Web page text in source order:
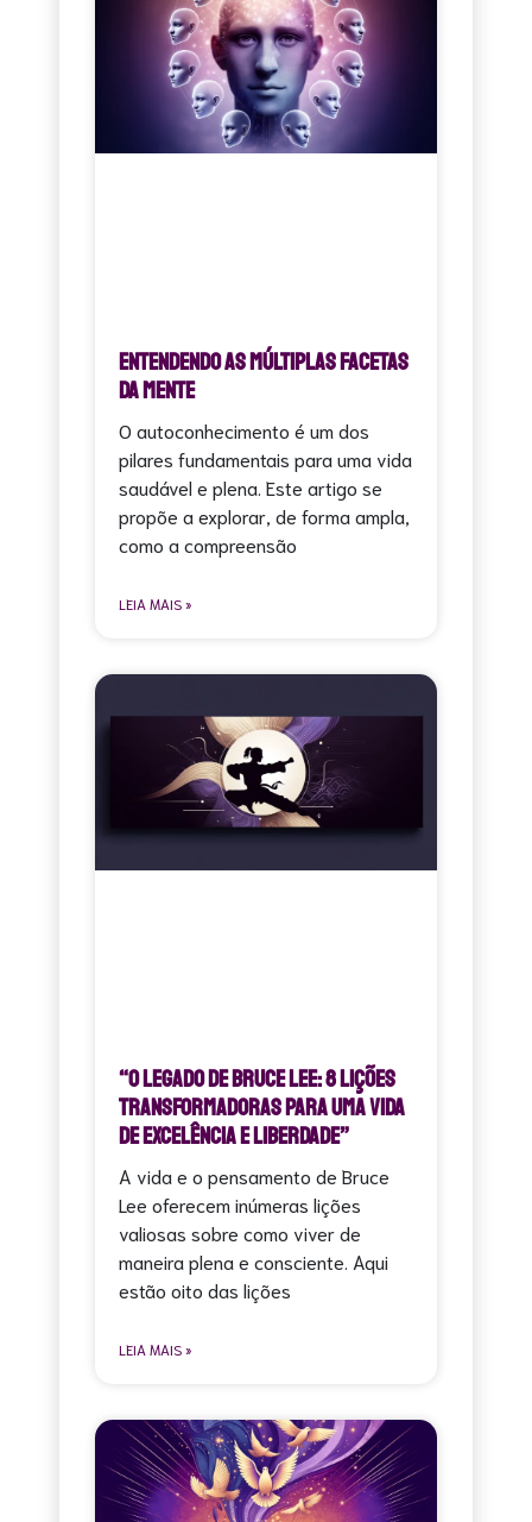
Entendendo as Múltiplas Facetas
da Mente
O autoconhecimento é um dos
pilares fundamentais para uma vida
saudável e plena. Este artigo se
propõe a explorar, de forma ampla,
como a compreensão
LEIA MAIS »
“O Legado de Bruce Lee: 8 Lições
Transformadoras para uma Vida
de Excelência e Liberdade”
A vida e o pensamento de Bruce
Lee oferecem inúmeras lições
valiosas sobre como viver de
maneira plena e consciente. Aqui
estão oito das lições
LEIA MAIS »